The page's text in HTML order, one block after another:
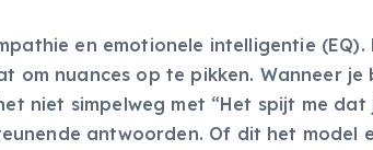
en emotionele intelligentie (EQ).
om nuances op te pikken. Wanneer je
niet simpelweg met “Het spijt me dat
antwoorden. Of dit het model